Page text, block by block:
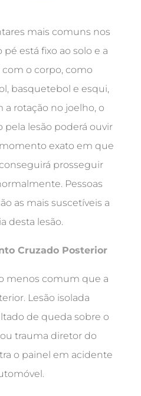
mais comuns nos
está fixo ao solo e a
o corpo, como
basquetebol e esqui,
a rotação no joelho, o
lesão poderá ouvir
exato em que
prosseguir
Pessoas
as mais suscetíveis a
desta lesão.
Cruzado Posterior
menos comum que a
Lesão isolada
de queda sobre o
trauma diretor do
o painel em acidente